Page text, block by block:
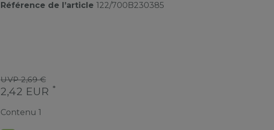
Référence de l’article 122/700B230385
UVP 2,69 €
2,42 EUR *
Contenu 1